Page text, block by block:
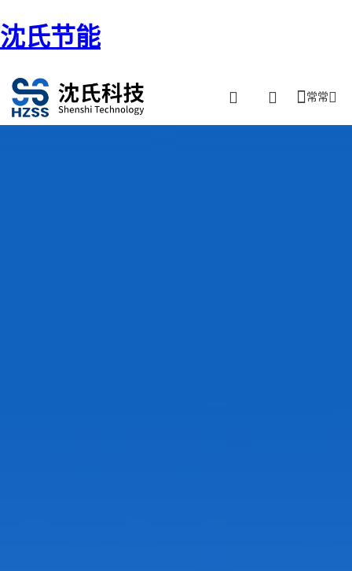
沈氏节能
常常